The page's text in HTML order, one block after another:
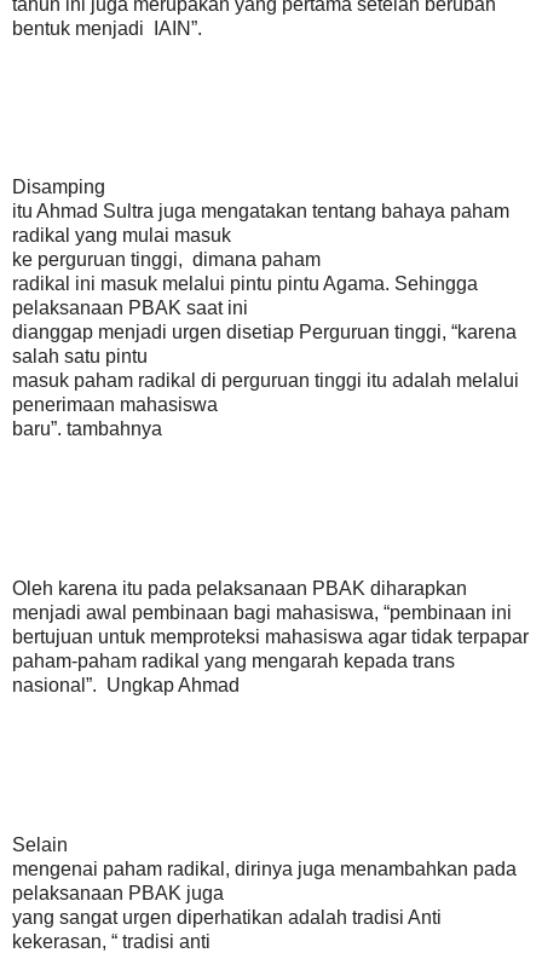
bentuk menjadi IAIN”.
Disamping
itu Ahmad Sultra juga mengatakan tentang bahaya paham
radikal yang mulai masuk
ke perguruan tinggi, dimana paham
radikal ini masuk melalui pintu pintu Agama. Sehingga
pelaksanaan PBAK saat ini
dianggap menjadi urgen disetiap Perguruan tinggi, “karena
salah satu pintu
masuk paham radikal di perguruan tinggi itu adalah melalui
penerimaan mahasiswa
baru”. tambahnya
Oleh karena itu pada pelaksanaan PBAK diharapkan
menjadi awal pembinaan bagi mahasiswa, “pembinaan ini
bertujuan untuk memproteksi mahasiswa agar tidak terpapar
paham-paham radikal yang mengarah kepada trans
nasional”. Ungkap Ahmad
Selain
mengenai paham radikal, dirinya juga menambahkan pada
pelaksanaan PBAK juga
yang sangat urgen diperhatikan adalah tradisi Anti
kekerasan, “ tradisi anti